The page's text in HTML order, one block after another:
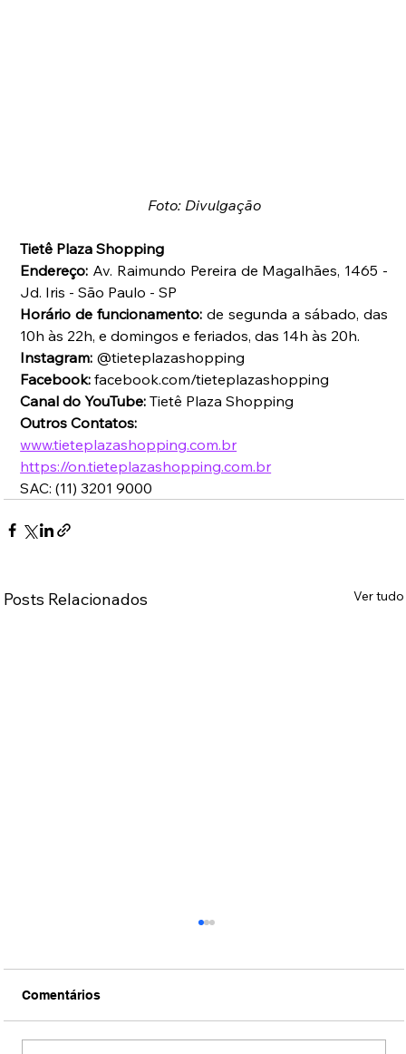
Foto: Divulgação
Tietê Plaza Shopping
Endereço: Av. Raimundo Pereira de Magalhães, 1465 -
Jd. Iris - São Paulo - SP
Horário de funcionamento: de segunda a sábado, das
10h às 22h, e domingos e feriados, das 14h às 20h.
Instagram: @tieteplazashopping
Facebook: facebook.com/tieteplazashopping
Canal do YouTube: Tietê Plaza Shopping
Outros Contatos:
www.tieteplazashopping.com.br
https://on.tieteplazashopping.com.br
SAC: (11) 3201 9000
Posts Relacionados Ver tudo
Comentários